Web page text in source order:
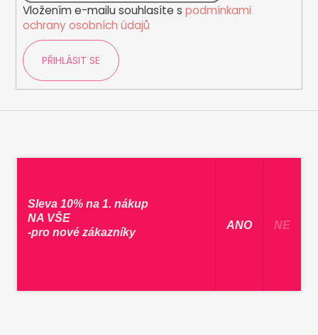
Vložením e-mailu souhlasíte s podmínkami
ochrany osobních údajů
PŘIHLÁSIT SE
Sleva 10% na 1. nákup
NA VŠE
-pro nové zákazníky
​ ANO ​ NE